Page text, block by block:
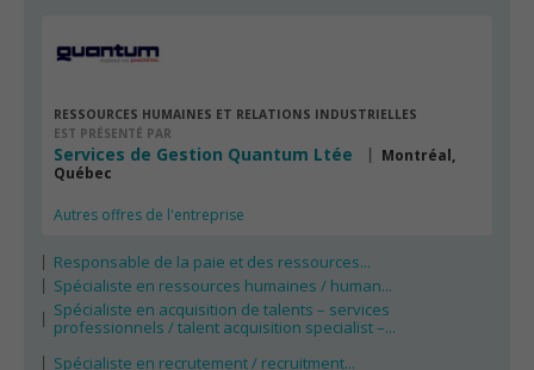
RESSOURCES HUMAINES ET RELATIONS INDUSTRIELLES
EST PRÉSENTÉ PAR
Services de Gestion Quantum Ltée
Montréal,
Québec
Autres offres de l'entreprise
Responsable de la paie et des ressources...
Spécialiste en ressources humaines / human...
Spécialiste en acquisition de talents – services
professionnels / talent acquisition specialist –...
Spécialiste en recrutement / recruitment...